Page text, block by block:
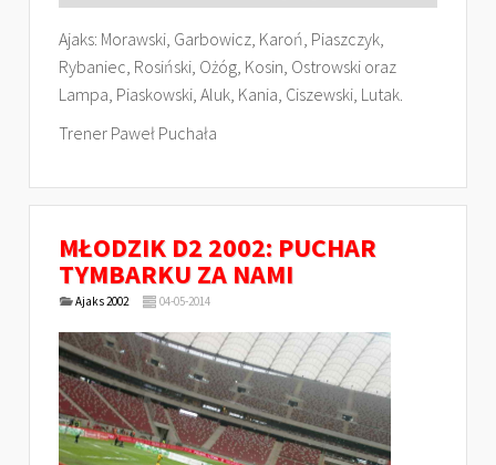
Ajaks: Morawski, Garbowicz, Karoń, Piaszczyk,
Rybaniec, Rosiński, Ożóg, Kosin, Ostrowski oraz
Lampa, Piaskowski, Aluk, Kania, Ciszewski, Lutak.
Trener Paweł Puchała
MŁODZIK D2 2002: PUCHAR
TYMBARKU ZA NAMI
Ajaks 2002 04-05-2014